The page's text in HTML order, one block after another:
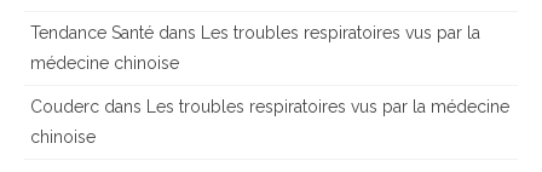
Tendance Santé dans Les troubles respiratoires vus par la
médecine chinoise
Couderc dans Les troubles respiratoires vus par la médecine
chinoise